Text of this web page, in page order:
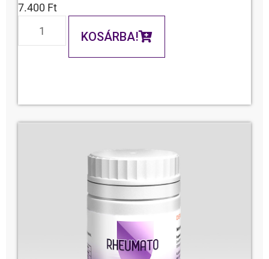
7.400 Ft
KOSÁRBA!